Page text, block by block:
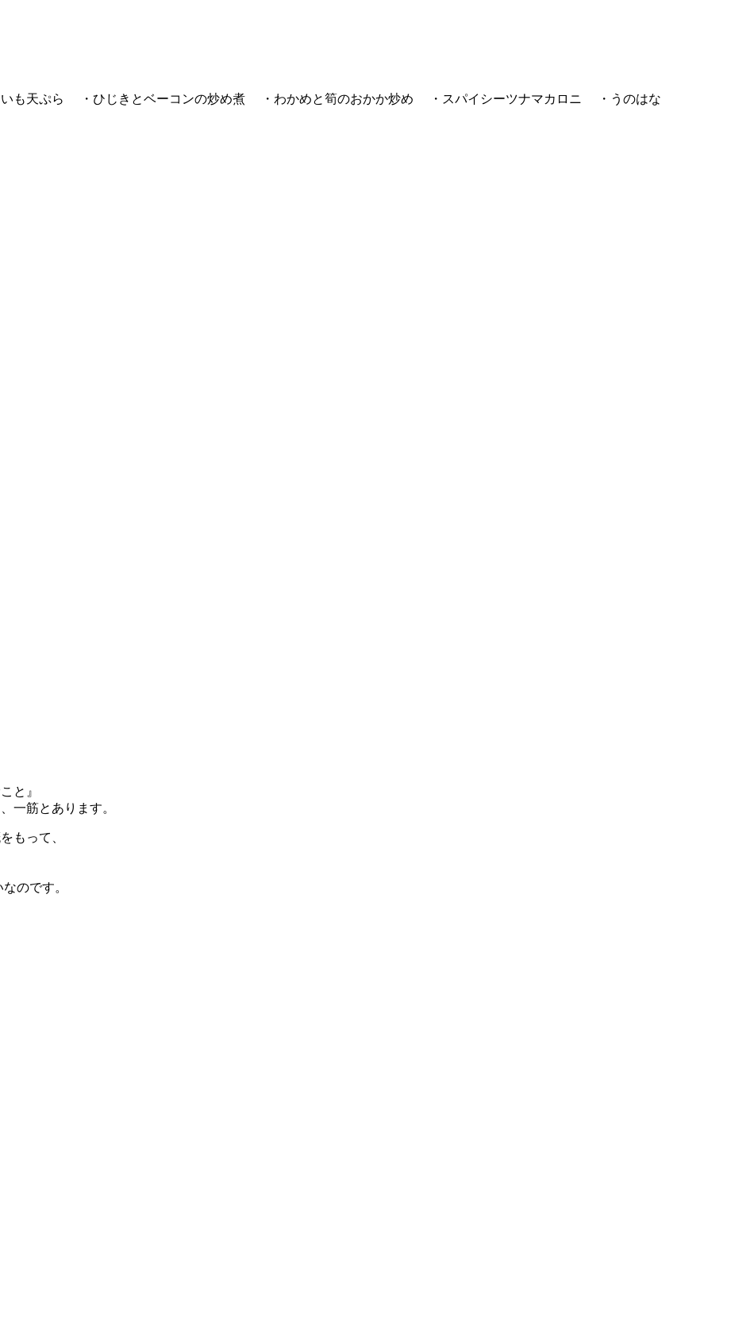
も天ぷら ・ひじきとベーコンの炒め煮 ・わかめと筍のおかか炒め ・スパイシーツナマカロニ ・うのはな
と』
一筋とあります。
もって、
のです。